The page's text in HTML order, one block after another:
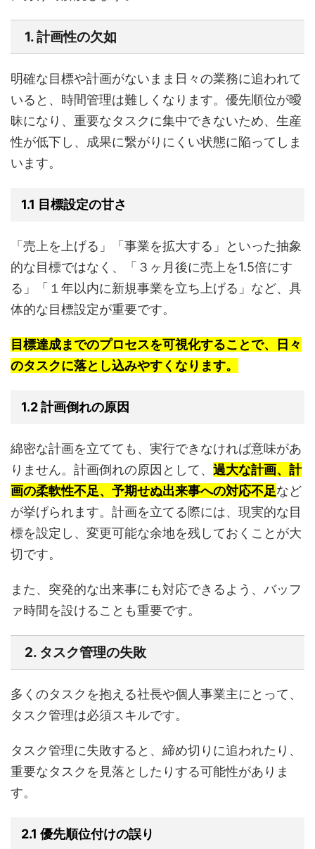
1. 計画性の欠如
明確な目標や計画がないまま日々の業務に追われて
いると、時間管理は難しくなります。優先順位が曖
昧になり、重要なタスクに集中できないため、生産
性が低下し、成果に繋がりにくい状態に陥ってしま
います。
1.1 目標設定の甘さ
「売上を上げる」「事業を拡大する」といった抽象
的な目標ではなく、「３ヶ月後に売上を1.5倍にす
る」「１年以内に新規事業を立ち上げる」など、具
体的な目標設定が重要です。
目標達成までのプロセスを可視化することで、日々
のタスクに落とし込みやすくなります。
1.2 計画倒れの原因
綿密な計画を立てても、実行できなければ意味があ
りません。計画倒れの原因として、 過大な計画、計
画の柔軟性不足、予期せぬ出来事への対応不足など
が挙げられます。計画を立てる際には、現実的な目
標を設定し、変更可能な余地を残しておくことが大
切です。
また、突発的な出来事にも対応できるよう、バッフ
ァ時間を設けることも重要です。
2. タスク管理の失敗
多くのタスクを抱える社長や個人事業主にとって、
タスク管理は必須スキルです。
タスク管理に失敗すると、締め切りに追われたり、
重要なタスクを見落としたりする可能性がありま
す。
2.1 優先順位付けの誤り